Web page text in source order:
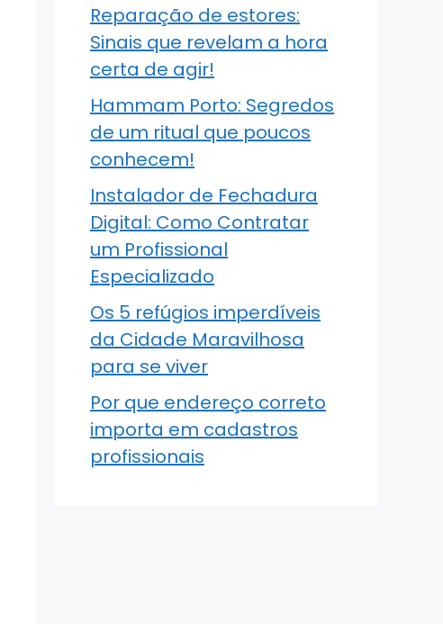
Reparação de estores:
Sinais que revelam a hora
certa de agir!
Hammam Porto: Segredos
de um ritual que poucos
conhecem!
Instalador de Fechadura
Digital: Como Contratar
um Profissional
Especializado
Os 5 refúgios imperdíveis
da Cidade Maravilhosa
para se viver
Por que endereço correto
importa em cadastros
profissionais